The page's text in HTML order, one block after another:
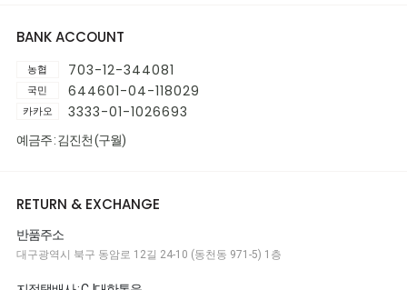
BANK ACCOUNT
농협 703-12-344081
국민 644601-04-118029
카카오 3333-01-1026693
예금주 : 김진천 (구월)
RETURN & EXCHANGE
반품주소
대구광역시 북구 동암로 12길 24-10 (동천동 971-5) 1층